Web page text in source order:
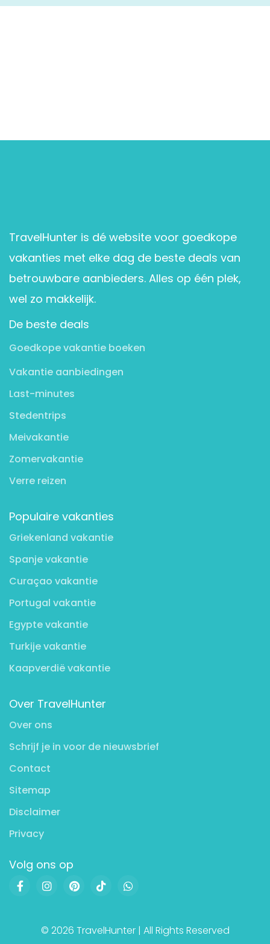
TravelHunter is dé website voor goedkope
vakanties met elke dag de beste deals van
betrouwbare aanbieders. Alles op één plek,
wel zo makkelijk.
De beste deals
Goedkope vakantie boeken
Vakantie aanbiedingen
Last-minutes
Stedentrips
Meivakantie
Zomervakantie
Verre reizen
Populaire vakanties
Griekenland vakantie
Spanje vakantie
Curaçao vakantie
Portugal vakantie
Egypte vakantie
Turkije vakantie
Kaapverdië vakantie
Over TravelHunter
Over ons
Schrijf je in voor de nieuwsbrief
Contact
Sitemap
Disclaimer
Privacy
Volg ons op
© 2026 TravelHunter | All Rights Reserved